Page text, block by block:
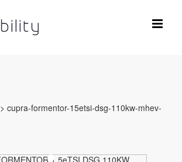
> cupra-formentor-15etsi-dsg-110kw-mhev-